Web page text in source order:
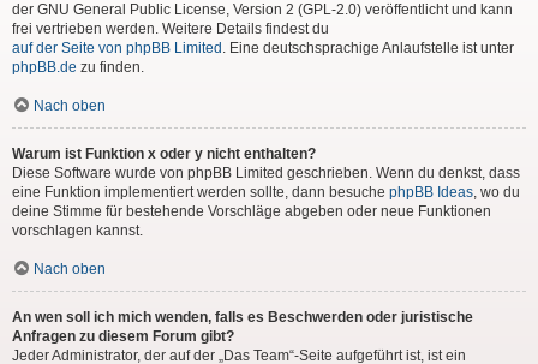
der GNU General Public License, Version 2 (GPL-2.0) veröffentlicht und kann
frei vertrieben werden. Weitere Details findest du
auf der Seite von phpBB Limited . Eine deutschsprachige Anlaufstelle ist unter
phpBB.de zu finden.
Nach oben
Warum ist Funktion x oder y nicht enthalten?
Diese Software wurde von phpBB Limited geschrieben. Wenn du denkst, dass
eine Funktion implementiert werden sollte, dann besuche phpBB Ideas, wo du
deine Stimme für bestehende Vorschläge abgeben oder neue Funktionen
vorschlagen kannst.
Nach oben
An wen soll ich mich wenden, falls es Beschwerden oder juristische
Anfragen zu diesem Forum gibt?
Jeder Administrator, der auf der „Das Team“-Seite aufgeführt ist, ist ein